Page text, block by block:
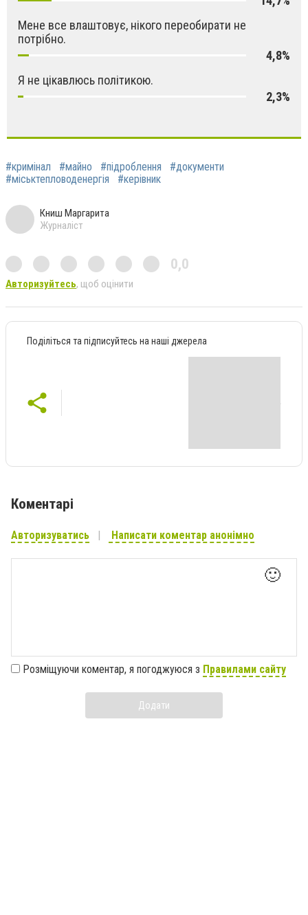
Мене все влаштовує, нікого переобирати не
потрібно.
4,8%
Я не цікавлюсь політикою.
2,3%
#кримінал #майно #підроблення
#документи
#міськтепловоденергія
#керівник
Книш Маргарита
Журналіст
0,0
Авторизуйтесь, щоб оцінити
Поділіться та підписуйтесь на наші джерела
Коментарі
Авторизуватись Написати коментар анонімно
🙂
Розміщуючи коментар, я погоджуюся з Правилами сайту
Додати